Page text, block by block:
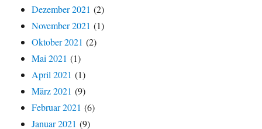
Dezember 2021 (2)
November 2021 (1)
Oktober 2021 (2)
Mai 2021 (1)
April 2021 (1)
März 2021 (9)
Februar 2021 (6)
Januar 2021 (9)